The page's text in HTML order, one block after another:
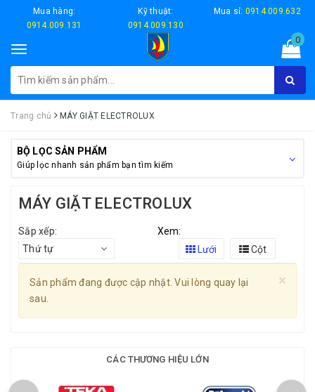
Mua hàng:
0914.009.131
Kỹ thuật:
0914.009.130
Mua sỉ: 0914.009.632
Toggle
navigation
0
Trang chủ MÁY GIẶT ELECTROLUX
BỘ LỌC SẢN PHẨM
Giúp lọc nhanh sản phẩm bạn tìm kiếm
MÁY GIẶT ELECTROLUX
Sắp xếp:
Thứ tự
Xem:
Lưới
Cột
×
Sản phẩm đang được cập nhật. Vui lòng quay lại
sau.
CÁC THƯƠNG HIỆU LỚN